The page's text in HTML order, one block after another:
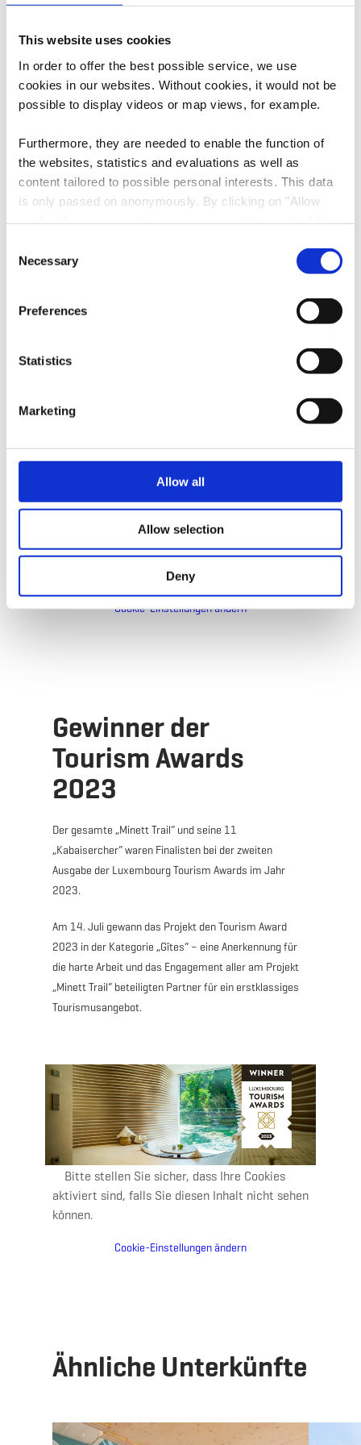
This website uses cookies
In order to offer the best possible service, we use
cookies in our websites. Without cookies, it would not be
possible to display videos or map views, for example.
Furthermore, they are needed to enable the function of
the websites, statistics and evaluations as well as
content tailored to possible personal interests. This data
is only passed on anonymously. By clicking on "Allow
possible later deactivation in our
at any
Selection
Necessary
Preferences
Statistics
Marketing
Allow all
Allow selection
Deny
Auf Karte anzeigen
Tel.:
E-Mail: info@simpleviu.com
Webseite: https://www.simpleviu.com/
Anreise planen
Interview zur
Entstehungsgeschic
hte
Bitte stellen Sie sicher, dass Ihre Cookies
aktiviert sind, falls Sie diesen Inhalt nicht sehen
Cookie-Einstellungen ändern
Gewinner der
Tourism Awards
2023
Der gesamte „Minett Trail“ und seine 11
„Kabaisercher“ waren Finalisten bei der zweiten
Ausgabe der Luxembourg Tourism Awards im Jahr
2023.
Am 14. Juli gewann das Projekt den Tourism Award
2023 in der Kategorie „Gîtes“ – eine Anerkennung für
die harte Arbeit und das Engagement aller am Projekt
„Minett Trail“ beteiligten Partner für ein erstklassiges
Tourismusangebot.
Bitte stellen Sie sicher, dass Ihre Cookies
aktiviert sind, falls Sie diesen Inhalt nicht sehen
können.
Cookie-Einstellungen ändern
Ähnliche Unterkünfte